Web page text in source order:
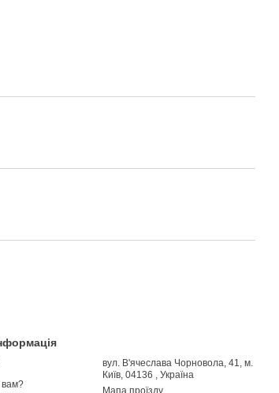
вам?
вул. В'ячеслава Чорновола, 41, м.
Київ, 04136 , Україна
Мапа проїзду